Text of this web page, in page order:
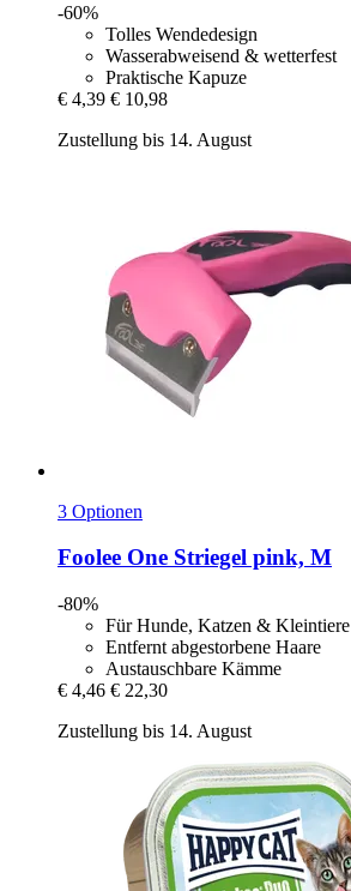
-60%
Tolles Wendedesign
Wasserabweisend & wetterfest
Praktische Kapuze
€ 4,39 € 10,98
Zustellung bis 14. August
3 Optionen
Foolee One Striegel pink, M
-80%
Für Hunde, Katzen & Kleintiere
Entfernt abgestorbene Haare
Austauschbare Kämme
€ 4,46 € 22,30
Zustellung bis 14. August